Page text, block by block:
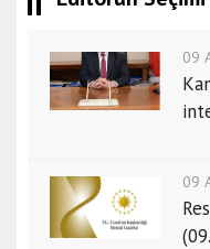
09
09